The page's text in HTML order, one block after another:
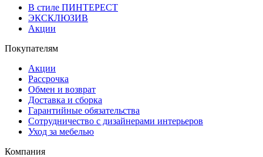
В стиле ПИНТЕРЕСТ
ЭКСКЛЮЗИВ
Акции
Покупателям
Акции
Рассрочка
Обмен и возврат
Доставка и сборка
Гарантийные обязательства
Сотрудничество с дизайнерами интерьеров
Уход за мебелью
Компания